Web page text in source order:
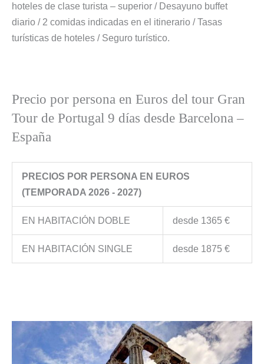
hoteles de clase turista – superior / Desayuno buffet
diario / 2 comidas indicadas en el itinerario / Tasas
turísticas de hoteles / Seguro turístico.
Precio por persona en Euros del tour Gran
Tour de Portugal 9 días desde Barcelona –
España
PRECIOS POR PERSONA EN EUROS
(TEMPORADA 2026 - 2027)
EN HABITACIÓN DOBLE desde 1365 €
EN HABITACIÓN SINGLE desde 1875 €